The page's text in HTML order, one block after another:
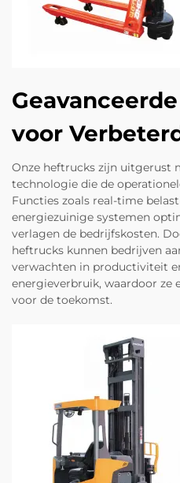
voor
Onze heftrucks zijn uitgerust
technologie die de
Functies zoals real-time
energiezuinige systemen
verlagen de bedrijfskosten.
heftrucks kunnen bedrijven
verwachten in productiviteit
energieverbruik, waardoor ze
voor de toekomst.